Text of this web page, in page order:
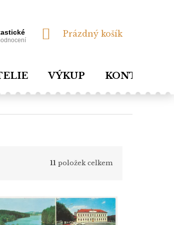
NÁKUPNÍ
Prázdný košík
VÝKUP KONTAKTY
11 položek celkem